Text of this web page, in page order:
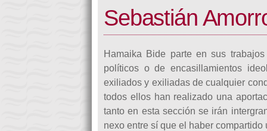
Sebastián
Hamaika Bide parte en sus
políticos o de encasillamientos
exiliados y exiliadas de cualquier
todos ellos han realizado una
tanto en esta sección se irán
nexo entre sí que el haber